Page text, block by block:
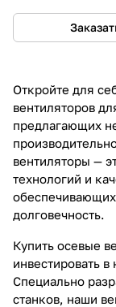
Откройте для
вентиляторов
предлагающих
вентиляторы —
технологий и
долговечность.
Купить осевые
инвестировать
Специально
станков, наши